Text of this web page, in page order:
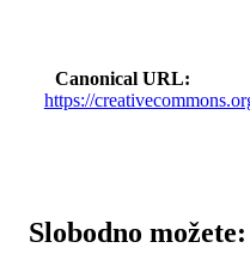
Canonical URL
https://
Slobodno možete: